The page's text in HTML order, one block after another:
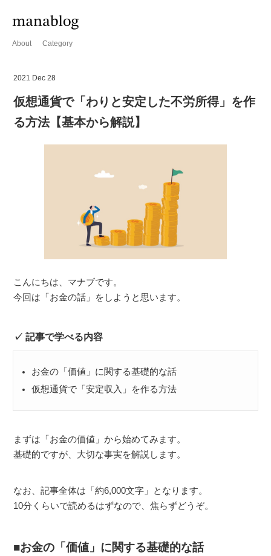
About Category
2021 Dec 28
仮想通貨で「わりと安定した不労所得」を作
る方法【基本から解説】
こんにちは、マナブです。
今回は「お金の話」をしようと思います。
記事で学べる内容
お金の「価値」に関する基礎的な話
仮想通貨で「安定収入」を作る方法
まずは「お金の価値」から始めてみます。
基礎的ですが、大切な事実を解説します。
なお、記事全体は「約6,000文字」となります。
10分くらいで読めるはずなので、焦らずどうぞ。
お金の「価値」に関する基礎的な話